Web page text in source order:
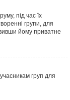
під час їх
групи, для
йому приватне
груп для